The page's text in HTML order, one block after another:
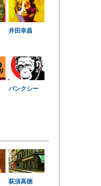
井田幸昌
バンクシー
荻須高徳